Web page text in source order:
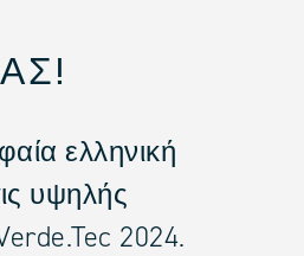
ελληνική
υψηλής
2024.